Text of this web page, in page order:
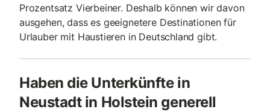
Prozentsatz Vierbeiner. Deshalb können wir davon
ausgehen, dass es geeignetere Destinationen für
Urlauber mit Haustieren in Deutschland gibt.
Haben die Unterkünfte in
Neustadt in Holstein generell